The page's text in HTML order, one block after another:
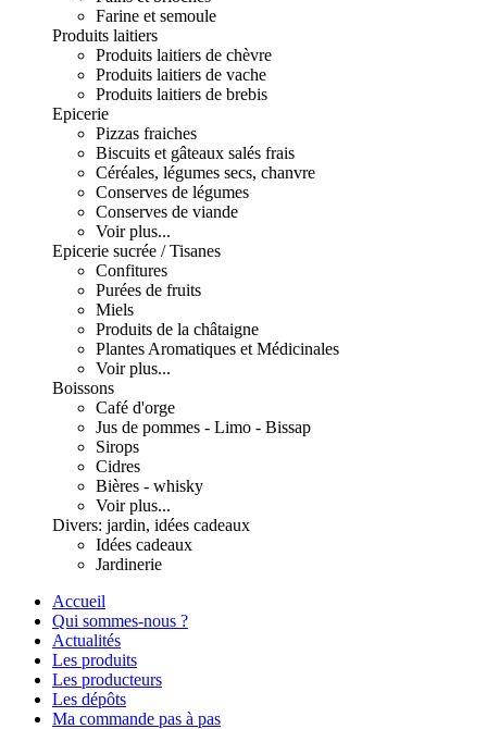
Farine et semoule
Produits laitiers
Produits laitiers de chèvre
Produits laitiers de vache
Produits laitiers de brebis
Epicerie
Pizzas fraiches
Biscuits et gâteaux salés frais
Céréales, légumes secs, chanvre
Conserves de légumes
Conserves de viande
Voir plus...
Epicerie sucrée / Tisanes
Confitures
Purées de fruits
Miels
Produits de la châtaigne
Plantes Aromatiques et Médicinales
Voir plus...
Boissons
Café d'orge
Jus de pommes - Limo - Bissap
Sirops
Cidres
Bières - whisky
Voir plus...
Divers: jardin, idées cadeaux
Idées cadeaux
Jardinerie
Accueil
Qui sommes-nous ?
Actualités
Les produits
Les producteurs
Les dépôts
Ma commande pas à pas